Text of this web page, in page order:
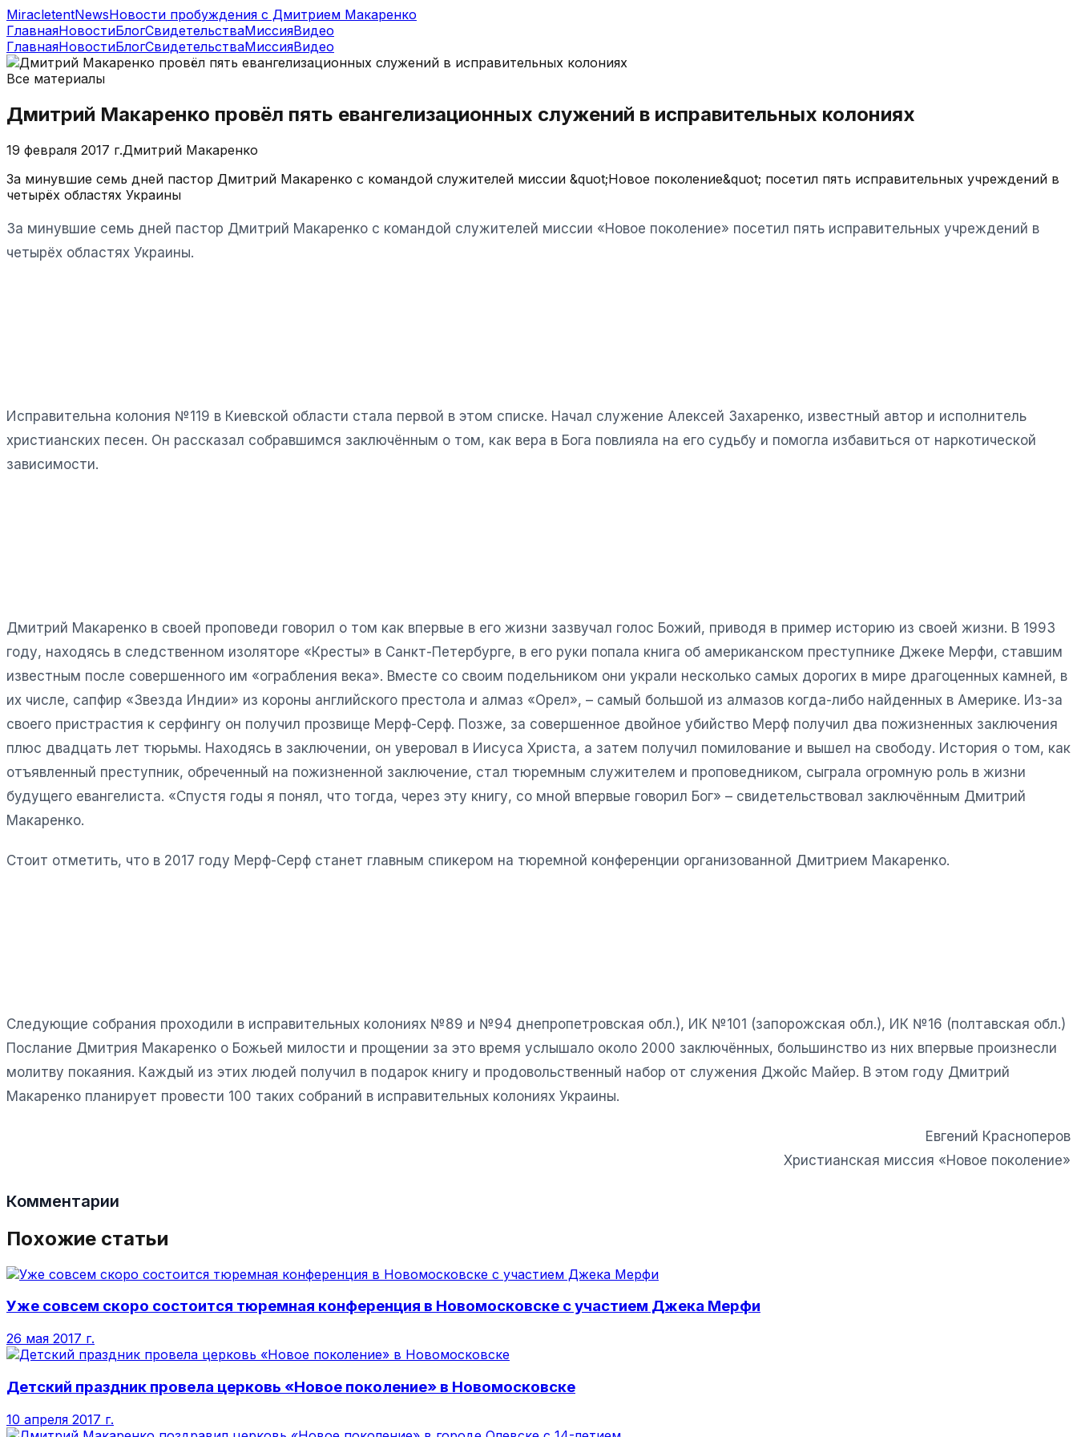
MiracletentNewsНовости пробуждения с Дмитрием Макаренко
ГлавнаяНовостиБлогСвидетельстваМиссияВидео
ГлавнаяНовостиБлогСвидетельстваМиссияВидео
Все материалы
Дмитрий Макаренко провёл пять евангелизационных служений в исправительных колониях
19 февраля 2017 г.Дмитрий Макаренко
За минувшие семь дней пастор Дмитрий Макаренко с командой служителей миссии &quot;Новое поколение&quot; посетил пять исправительных учреждений в
четырёх областях Украины
За минувшие семь дней пастор Дмитрий Макаренко с командой служителей миссии «Новое поколение» посетил пять исправительных учреждений в
четырёх областях Украины.
Исправительна колония №119 в Киевской области стала первой в этом списке. Начал служение Алексей Захаренко, известный автор и исполнитель
христианских песен. Он рассказал собравшимся заключённым о том, как вера в Бога повлияла на его судьбу и помогла избавиться от наркотической
зависимости.
Дмитрий Макаренко в своей проповеди говорил о том как впервые в его жизни зазвучал голос Божий, приводя в пример историю из своей жизни. В 1993
году, находясь в следственном изоляторе «Кресты» в Санкт-Петербурге, в его руки попала книга об американском преступнике Джеке Мерфи, ставшим
известным после совершенного им «ограбления века». Вместе со своим подельником они украли несколько самых дорогих в мире драгоценных камней, в
их числе, сапфир «Звезда Индии» из короны английского престола и алмаз «Орел», – самый большой из алмазов когда-либо найденных в Америке. Из-за
своего пристрастия к серфингу он получил прозвище Мерф-Серф. Позже, за совершенное двойное убийство Мерф получил два пожизненных заключения
плюс двадцать лет тюрьмы. Находясь в заключении, он уверовал в Иисуса Христа, а затем получил помилование и вышел на свободу. История о том, как
отъявленный преступник, обреченный на пожизненной заключение, стал тюремным служителем и проповедником, сыграла огромную роль в жизни
будущего евангелиста. «Спустя годы я понял, что тогда, через эту книгу, со мной впервые говорил Бог» – свидетельствовал заключённым Дмитрий
Макаренко.
Стоит отметить, что в 2017 году Мерф-Серф станет главным спикером на тюремной конференции организованной Дмитрием Макаренко.
Следующие собрания проходили в исправительных колониях №89 и №94 днепропетровская обл.), ИК №101 (запорожская обл.), ИК №16 (полтавская обл.)
Послание Дмитрия Макаренко о Божьей милости и прощении за это время услышало около 2000 заключённых, большинство из них впервые произнесли
молитву покаяния. Каждый из этих людей получил в подарок книгу и продовольственный набор от служения Джойс Майер. В этом году Дмитрий
Макаренко планирует провести 100 таких собраний в исправительных колониях Украины.
Евгений Красноперов
Христианская миссия «Новое поколение»
Комментарии
Похожие статьи
Уже совсем скоро состоится тюремная конференция в Новомосковске с участием Джека Мерфи
26 мая 2017 г.
Детский праздник провела церковь «Новое поколение» в Новомосковске
10 апреля 2017 г.